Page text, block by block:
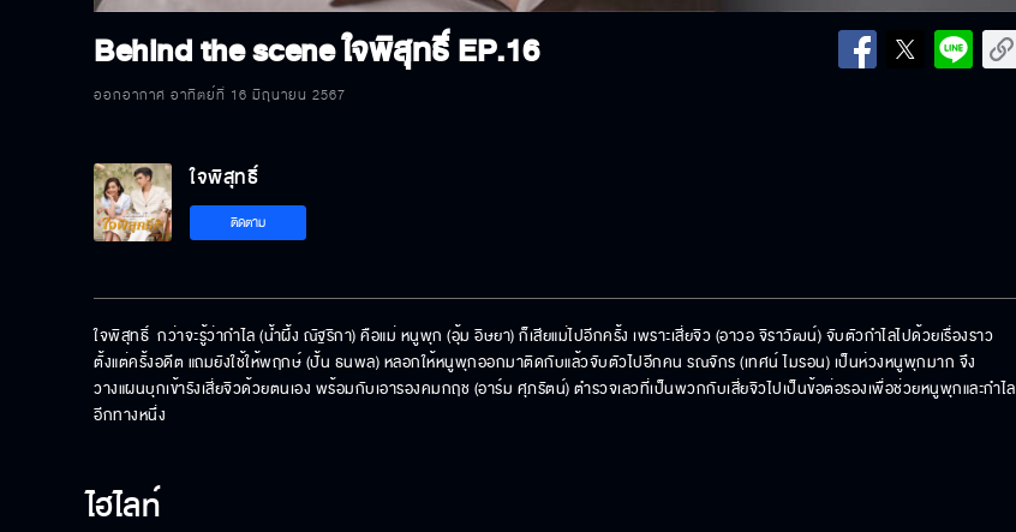
Behind the scene ใจพิสุทธิ์ EP.16
ออกอากาศ อาทิตย์ที่ 16 มิถุนายน 2567
ใจพิสุทธิ์
ติดตาม
ใจพิสุทธิ์  กว่าจะรู้ว่ากำไล (น้ำผึ้ง ณัฐริกา) คือแม่ หนูพุก (อุ้ม อิษยา) ก็เสียแม่ไปอีกครั้ง เพราะเสี่ยจิว (อาวอ จิราวัฒน์) จับตัวกำไลไปด้วยเรื่องราว
ตั้งแต่ครั้งอดีต แถมยังใช้ให้พฤกษ์ (ปั้น ธนพล) หลอกให้หนูพุกออกมาติดกับแล้วจับตัวไปอีกคน รณจักร (เทศน์ ไมรอน) เป็นห่วงหนูพุกมาก จึง
วางแผนบุกเข้ารังเสี่ยจิวด้วยตนเอง พร้อมกับเอารองคมกฤช (อาร์ม ศุภรัตน์) ตำรวจเลวที่เป็นพวกกับเสี่ยจิวไปเป็นข้อต่อรองเพื่อช่วยหนูพุกและกำไล
อีกทางหนึ่ง
ไฮไลท์